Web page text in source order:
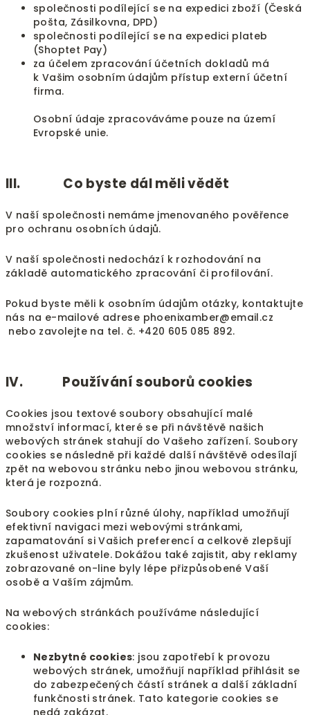
společnosti podílející se na expedici zboží (Česká
pošta, Zásilkovna, DPD)
společnosti podílející se na expedici plateb
(Shoptet Pay)
za účelem zpracování účetních dokladů má
k Vašim osobním údajům přístup externí účetní
firma.
Osobní údaje zpracováváme pouze na území
Evropské unie.
III. Co byste dál měli vědět
V naší společnosti nemáme jmenovaného pověřence
pro ochranu osobních údajů.
V naší společnosti nedochází k rozhodování na
základě automatického zpracování či profilování.
Pokud byste měli k osobním údajům otázky, kontaktujte
nás na e-mailové adrese phoenixamber@email.cz
nebo zavolejte na tel. č. +420 605 085 892.
IV. Používání souborů cookies
Cookies jsou textové soubory obsahující malé
množství informací, které se při návštěvě našich
webových stránek stahují do Vašeho zařízení. Soubory
cookies se následně při každé další návštěvě odesílají
zpět na webovou stránku nebo jinou webovou stránku,
která je rozpozná.
Soubory cookies plní různé úlohy, například umožňují
efektivní navigaci mezi webovými stránkami,
zapamatování si Vašich preferencí a celkově zlepšují
zkušenost uživatele. Dokážou také zajistit, aby reklamy
zobrazované on-line byly lépe přizpůsobené Vaší
osobě a Vaším zájmům.
Na webových stránkách používáme následující
cookies:
Nezbytné cookies: jsou zapotřebí k provozu
webových stránek, umožňují například přihlásit se
do zabezpečených částí stránek a další základní
funkčnosti stránek. Tato kategorie cookies se
nedá zakázat.